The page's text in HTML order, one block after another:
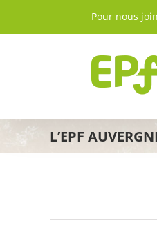
Pour nous
L’EPF